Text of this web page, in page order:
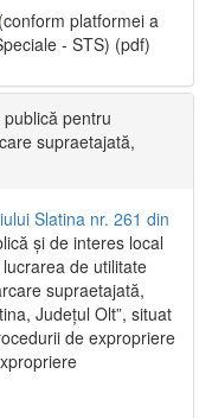
(conform platformei a
- STS) (pdf)
pentru
supraetajată,
Slatina nr. 261 din
și de interes local
de utilitate
supraetajată,
Județul Olt”, situat
de expropriere